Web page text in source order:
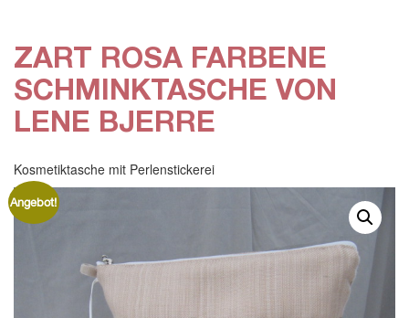
ZART ROSA FARBENE
SCHMINKTASCHE VON
LENE BJERRE
Kosmetiktasche mit Perlenstickerei
Angebot!